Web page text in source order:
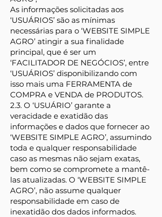
As informações solicitadas aos
‘USUÁRIOS’ são as mínimas
necessárias para o ‘WEBSITE SIMPLE
AGRO’ atingir a sua finalidade
principal, que é ser um
‘FACILITADOR DE NEGÓCIOS’, entre
‘USUÁRIOS’ disponibilizando com
isso mais uma FERRAMENTA de
COMPRA e VENDA de PRODUTOS.
2.3. O ‘USUÁRIO’ garante a
veracidade e exatidão das
informações e dados que fornecer ao
‘WEBSITE SIMPLE AGRO’, assumindo
toda e qualquer responsabilidade
caso as mesmas não sejam exatas,
bem como se compromete a mantê-
las atualizadas. O ‘WEBSITE SIMPLE
AGRO’, não assume qualquer
responsabilidade em caso de
inexatidão dos dados informados.